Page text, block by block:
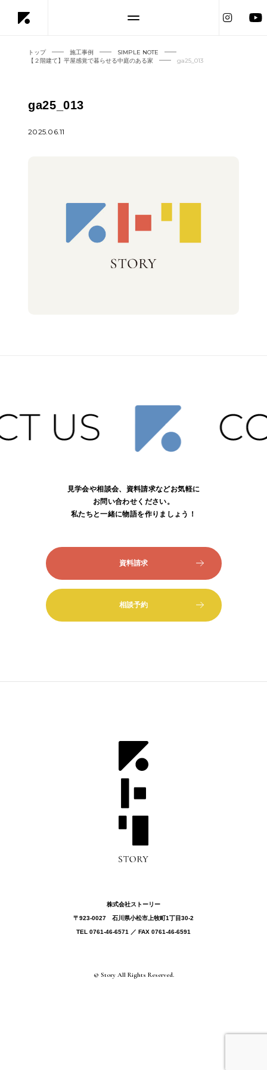
トップ 施工事例
SIMPLE NOTE
【２階建て】平屋感覚で暮らせる中庭のある家
ga25_013
ga25_013
2025.06.11
見学会や相談会、資料請求などお気軽に
お問い合わせください。
私たちと一緒に物語を作りましょう！
資料請求
相談予約
株式会社ストーリー
〒923-0027 ⽯川県⼩松市上牧町1丁目30-2
TEL 0761-46-6571 ／ FAX 0761-46-6591
© Story All Rights Reserved.